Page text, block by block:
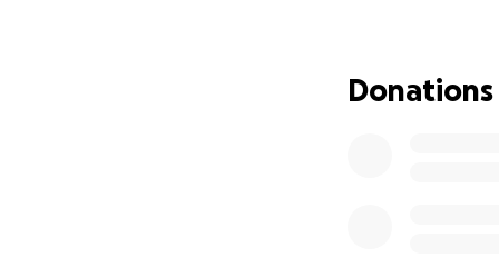
I en tid som blir
Donations